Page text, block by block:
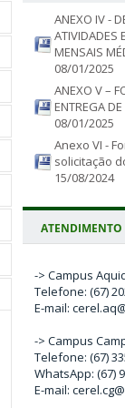
ANEXO IV -
ATIVIDADES
MENSAIS
08/01/2025
ANEXO V –
ENTREGA
08/01/2025
Anexo VI -
solicitação
15/08/2024
ATENDIMENTO
-> Campus
Telefone: (67)
E-mail:
-> Campus
Telefone: (67)
WhatsApp: (67)
E-mail: